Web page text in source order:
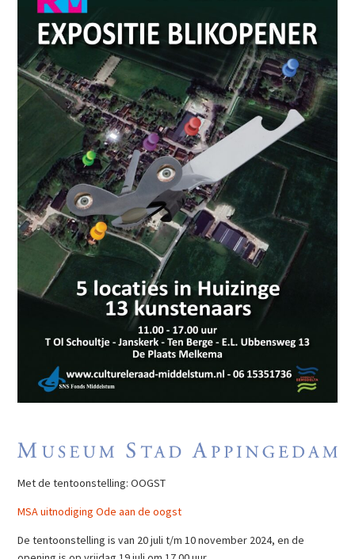
Met de tentoonstelling: OOGST
MSA uitnodiging Ode aan de oogst
De tentoonstelling is van 20 juli t/m 10 november 2024, en de